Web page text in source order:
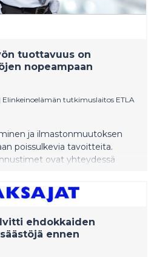
tuottavuus on
nopeampaan
Elinkeinoelämän tutkimuslaitos ETLA
ja ilmastonmuutoksen
poissulkevia tavoitteita.
ovat yhteydessä
mukaan korkeampi
että yritys on teknisesti
teknologiaa.
tai on ainakin yhteydessä
ja päästöjen
ehdokkaiden
ennen